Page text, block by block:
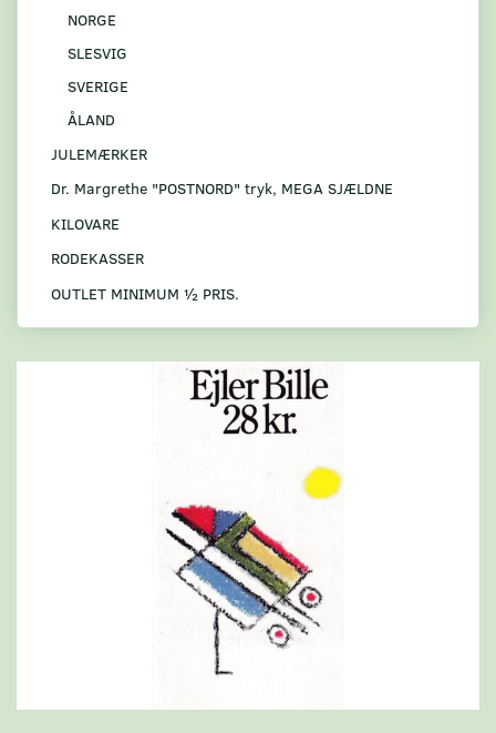
NORGE
SLESVIG
SVERIGE
ÅLAND
JULEMÆRKER
Dr. Margrethe "POSTNORD" tryk, MEGA SJÆLDNE
KILOVARE
RODEKASSER
OUTLET MINIMUM ½ PRIS.